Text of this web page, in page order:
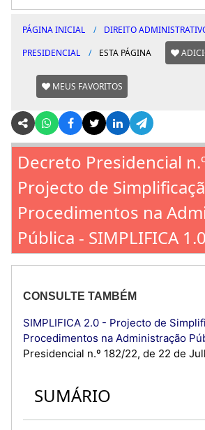
PÁGINA INICIAL DIREITO
PRESIDENCIAL
ESTA PÁGINA
MEUS FAVORITOS
Decreto Presidencial
Projecto de
Procedimentos na
Pública - SIMPLIFICA 1.0
CONSULTE TAMBÉM
SIMPLIFICA 2.0 - Projecto de
Procedimentos na Administração
Presidencial n.º 182/22, de 22 de
SUMÁRIO